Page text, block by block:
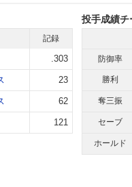
記録
.303
23
62
121
投手成績
防御率
勝利
奪三振
セーブ
ホールド